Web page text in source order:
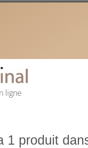
ligne
1 produit